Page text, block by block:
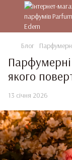
Блог
Парфумерні
якого
13 січня 2026